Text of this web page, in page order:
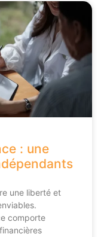
: une
une liberté et
comporte